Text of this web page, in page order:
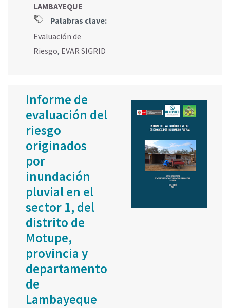
LAMBAYEQUE
Palabras clave:
Evaluación de
Riesgo, EVAR SIGRID
Informe de
evaluación del
riesgo
originados
por
inundación
pluvial en el
sector 1, del
distrito de
Motupe,
provincia y
departamento
de
Lambayeque